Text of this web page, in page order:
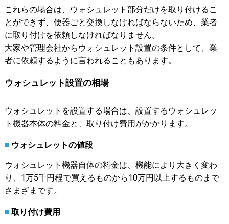
これらの場合は、ウォシュレット部分だけを取り付けるこ
とができず、便器ごと交換しなければならないため、業者
に取り付けを依頼しなければなりません。
大家や管理会社からウォシュレット設置の条件として、業
者に依頼するように言われることもあります。
ウォシュレット設置の相場
ウォシュレットを設置する場合は、設置するウォシュレッ
ト機器本体の料金と、取り付け費用がかかります。
ウォシュレットの値段
ウォシュレット機器自体の料金は、機能により大きく変わ
り、1万5千円程で買えるものから10万円以上するものまで
さまざまです。
取り付け費用